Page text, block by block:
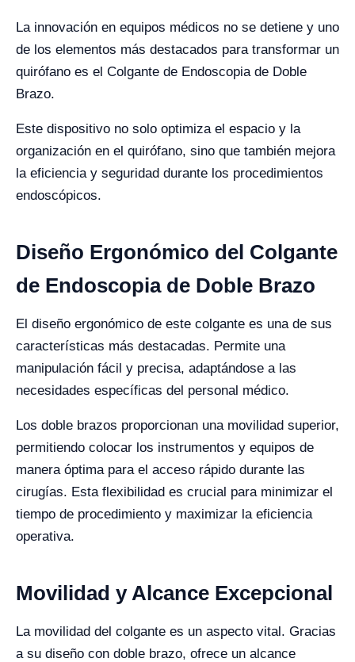
La innovación en equipos médicos no se detiene y uno
de los elementos más destacados para transformar un
quirófano es el Colgante de Endoscopia de Doble
Brazo.
Este dispositivo no solo optimiza el espacio y la
organización en el quirófano, sino que también mejora
la eficiencia y seguridad durante los procedimientos
endoscópicos.
Diseño Ergonómico del Colgante
de Endoscopia de Doble Brazo
El diseño ergonómico de este colgante es una de sus
características más destacadas. Permite una
manipulación fácil y precisa, adaptándose a las
necesidades específicas del personal médico.
Los doble brazos proporcionan una movilidad superior,
permitiendo colocar los instrumentos y equipos de
manera óptima para el acceso rápido durante las
cirugías. Esta flexibilidad es crucial para minimizar el
tiempo de procedimiento y maximizar la eficiencia
operativa.
Movilidad y Alcance Excepcional
La movilidad del colgante es un aspecto vital. Gracias
a su diseño con doble brazo, ofrece un alcance